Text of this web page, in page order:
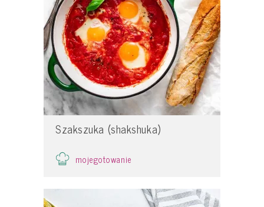
Szakszuka (shakshuka)
mojegotowanie